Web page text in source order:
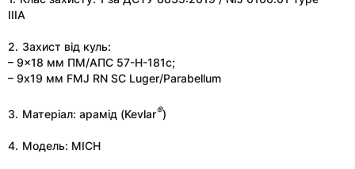
IIIA
2. Захист від куль:
– 9×18 мм ПМ/АПС 57-Н-181с;
– 9х19 мм FMJ RN SC Luger/Parabellum
3. Матеріал: арамід (Kevlar®)
4. Модель: MICH